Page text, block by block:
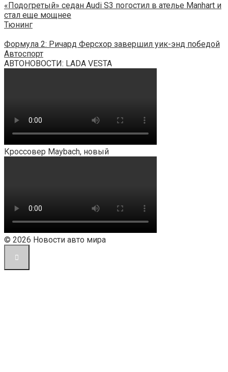
«Подогретый» седан Audi S3 погостил в ателье Manhart и
стал еще мощнее
Тюнинг
Формула 2: Ричард Ферсхор завершил уик-энд победой
Автоспорт
АВТОНОВОСТИ: LADA VESTA
Кроссовер Maybach, новый
© 2026 Новости авто мира